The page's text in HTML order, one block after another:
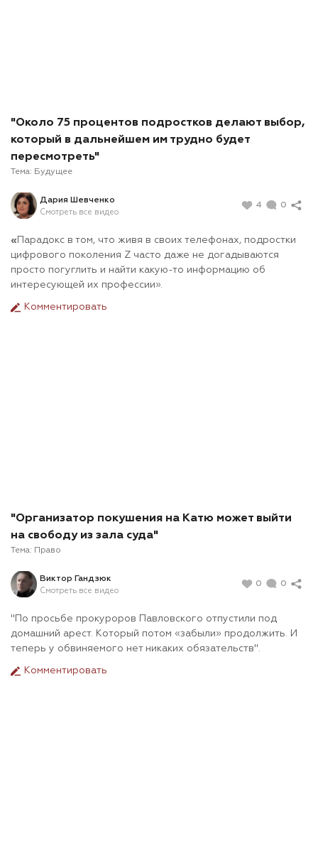
"Около 75 процентов подростков делают выбор,
который в дальнейшем им трудно будет
пересмотреть"
Тема: Будущее
Дария Шевченко
Смотреть все видео
4 0
« Парадокс в том, что живя в своих телефонах, подростки
цифрового поколения Z часто даже не догадываются
просто погуглить и найти какую-то информацию об
интересующей их профессии».
Комментировать
"Организатор покушения на Катю может выйти
на свободу из зала суда"
Тема: Право
Виктор Гандзюк
Смотреть все видео
0 0
"По просьбе прокуроров Павловского отпустили под
домашний арест. Который потом «забыли» продолжить. И
теперь у обвиняемого нет никаких обязательств".
Комментировать